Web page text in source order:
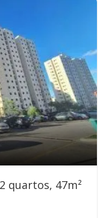
quartos, 47m²